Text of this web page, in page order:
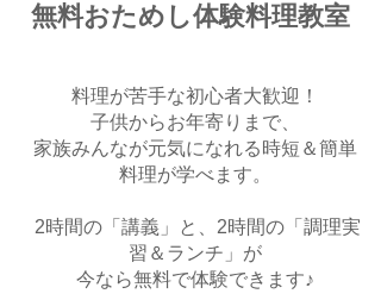
無料おためし体験料理教室
料理が苦手な初心者大歓迎！
子供からお年寄りまで、
家族みんなが元気になれる時短＆簡単
料理が学べます。
2時間の「講義」と、2時間の「調理実
習＆ランチ」が
今なら無料で体験できます♪